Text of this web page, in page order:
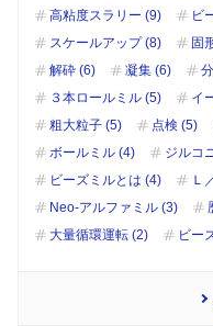
高粘度スラリー (9)
ビ
スケールアップ (8)
固
解砕 (6)
凝集 (6)
３本ロールミル (5)
イ
粗大粒子 (5)
点検 (5)
ボールミル (4)
ジルコ
ビーズミルとは (4)
Ｌ
Neo-アルファミル (3)
大量循環運転 (2)
ビー